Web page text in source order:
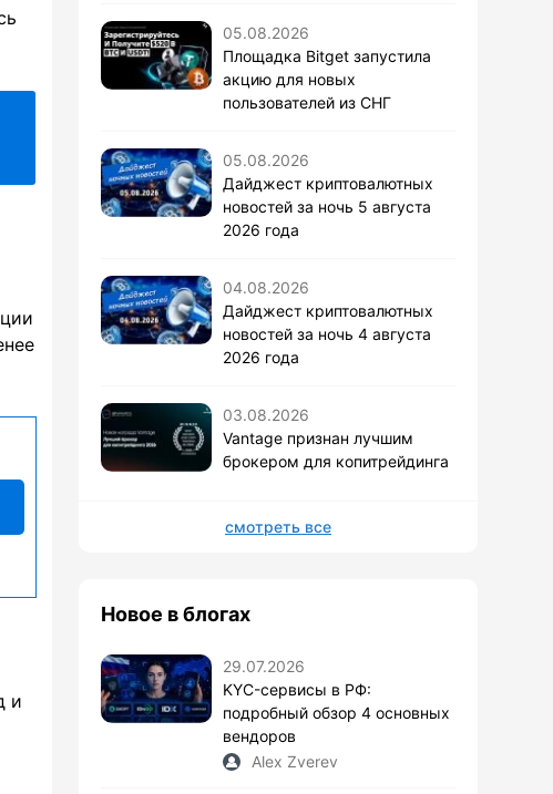
и
05.08.2026
Площадка Bitget запустила
акцию для новых
пользователей из СНГ
05.08.2026
Дайджест криптовалютных
новостей за ночь 5 августа
2026 года
04.08.2026
Дайджест криптовалютных
новостей за ночь 4 августа
2026 года
03.08.2026
Vantage признан лучшим
брокером для копитрейдинга
смотреть все
Новое в блогах
29.07.2026
KYC-сервисы в РФ:
подробный обзор 4 основных
вендоров
Alex Zverev